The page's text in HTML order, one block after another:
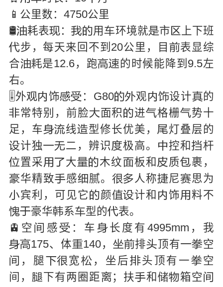
📱公里数：4750公里
🛢耗表：用环境就市  上下班
步，每天来回不到20公里，目 表显综
合是12.6，跑的时候能降到9.5左
右。
🎚外 饰 ：G80观 设计的
常特别，前脸面积 进格栅势十
足，车线型修长优美，灯叠层的
计独二，辨识极高。 控和杆
置采 大木纹 板和 质裹，
华精致感 腻。 人称尼思为
宾利，可见它 颜计和  饰料不
豪华系型的表。
🚊空  感  ：车 长度有4995mm，我
175、体140， 排顶有空
 ，腿 宽，坐后头顶有一空
间，
下有两圈距  ；扶和 箱空